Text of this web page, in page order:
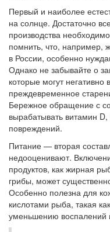
Первый и наиболее
на солнце. Достаточно
производства
помнить, что, например,
в России, особенно
Однако не забывайте о
которые могут
преждевременное
Бережное обращение с
вырабатывать витамин
повреждений.
Питание — вторая
недооценивают.
продуктов, как жирная
грибы, может
Особенно полезна для
кислотами рыба, такая
уменьшению воспалений